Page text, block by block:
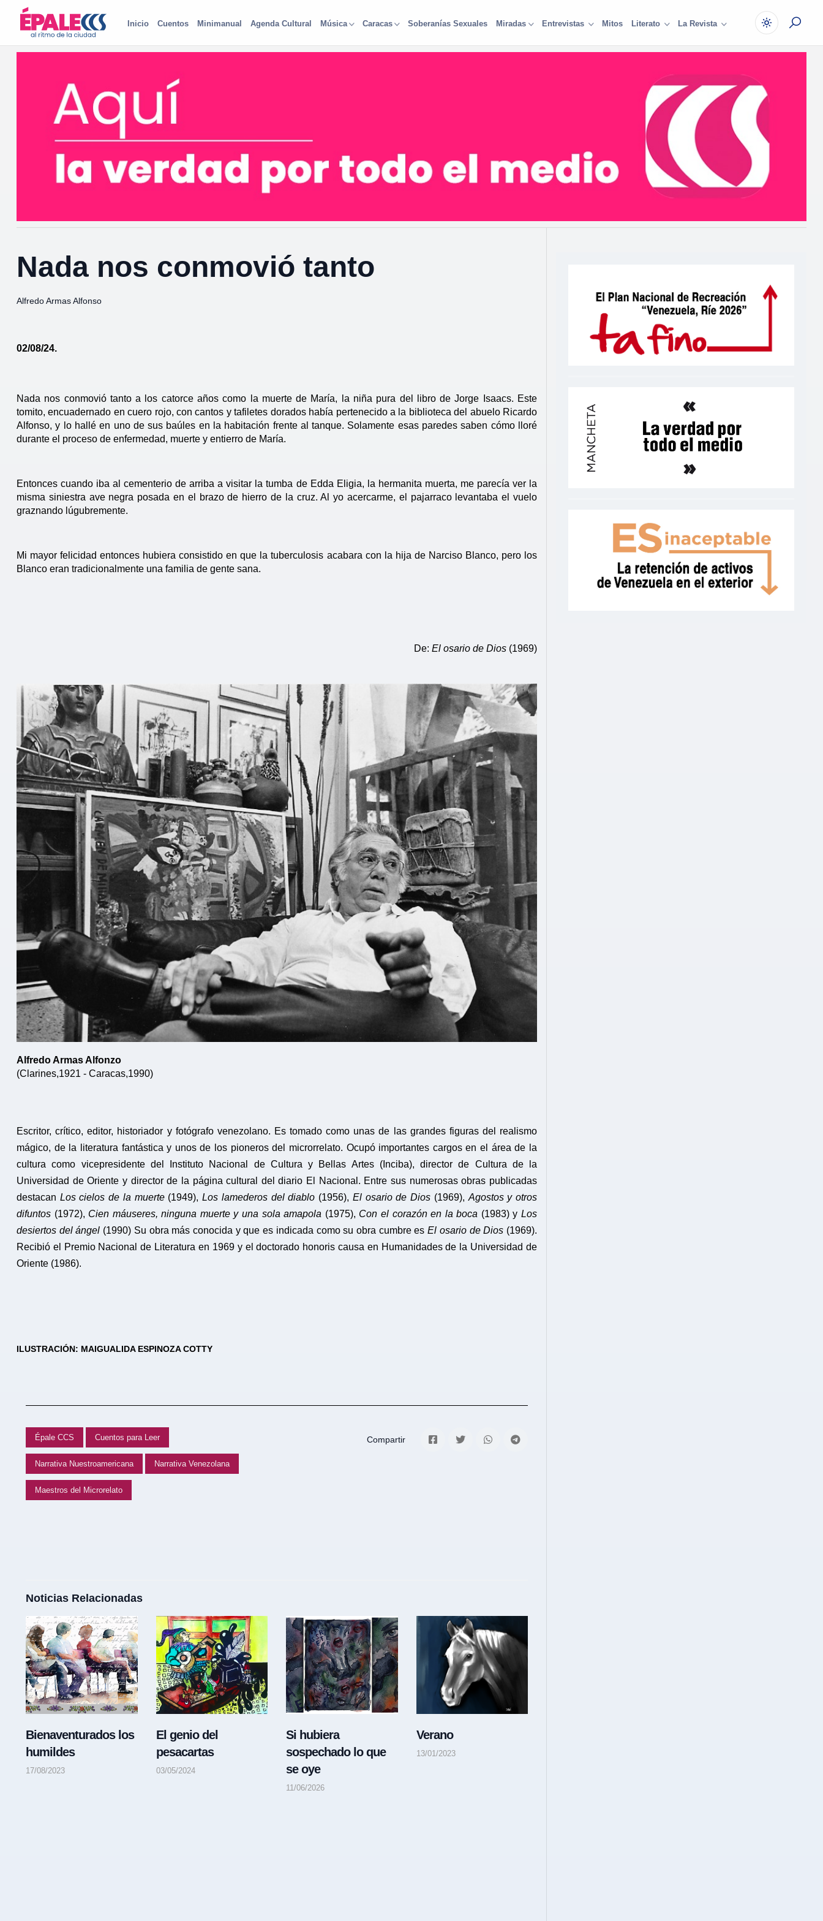
Inicio Cuentos Minimanual Agenda Cultural Música Caracas Soberanías Sexuales Miradas Entrevistas Mitos Literato La Revista
Nada nos conmovió tanto
Alfredo Armas Alfonso
02/08/24.
Nada nos conmovió tanto a los catorce años como la muerte de María, la niña pura del libro de Jorge Isaacs. Este
tomito, encuadernado en cuero rojo, con cantos y tafiletes dorados había pertenecido a la biblioteca del abuelo Ricardo
Alfonso, y lo hallé en uno de sus baúles en la habitación frente al tanque. Solamente esas paredes saben cómo lloré
durante el proceso de enfermedad, muerte y entierro de María.
Entonces cuando iba al cementerio de arriba a visitar la tumba de Edda Eligia, la hermanita muerta, me parecía ver la
misma siniestra ave negra posada en el brazo de hierro de la cruz. Al yo acercarme, el pajarraco levantaba el vuelo
graznando lúgubremente.
Mi mayor felicidad entonces hubiera consistido en que la tuberculosis acabara con la hija de Narciso Blanco, pero los
Blanco eran tradicionalmente una familia de gente sana.
De: El osario de Dios (1969)
Alfredo Armas Alfonzo
(Clarines,1921 - Caracas,1990)
Escritor, crítico, editor, historiador y fotógrafo venezolano. Es tomado como unas de las grandes figuras del realismo
mágico, de la literatura fantástica y unos de los pioneros del microrrelato. Ocupó importantes cargos en el área de la
cultura como vicepresidente del Instituto Nacional de Cultura y Bellas Artes (Inciba), director de Cultura de la
Universidad de Oriente y director de la página cultural del diario El Nacional. Entre sus numerosas obras publicadas
destacan Los cielos de la muerte(1949),Los lamederos del diablo (1956), El osario de Dios (1969), Agostos y otros
difuntos (1972), Cien máuseres, ninguna muerte y una sola amapola (1975), Con el corazón en la boca (1983) yLos
desiertos del ángel (1990) Su obra más conocida y que es indicada como su obra cumbre esEl osario de Dios (1969).
Recibió el Premio Nacional de Literatura en 1969 y el doctorado honoris causa en Humanidades de la Universidad de
Oriente (1986).
ILUSTRACIÓN: MAIGUALIDA ESPINOZA COTTY
Épale CCS Cuentos para Leer
Narrativa Nuestroamericana Narrativa Venezolana
Maestros del Microrelato
Compartir
Noticias Relacionadas
Bienaventurados los
humildes
17/08/2023
El genio del
pesacartas
03/05/2024
Si hubiera
sospechado lo que
se oye
11/06/2026
Verano
13/01/2023